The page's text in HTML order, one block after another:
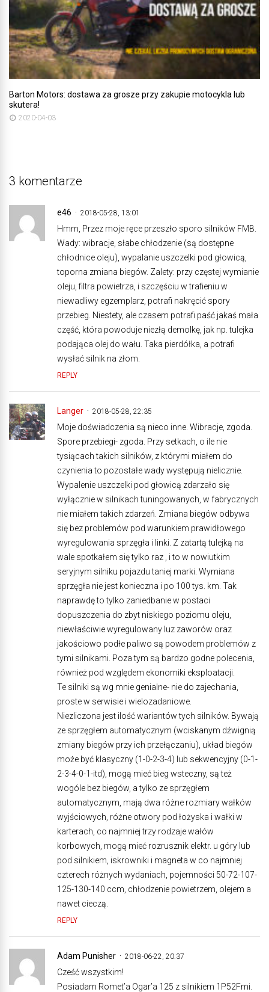
Barton Motors: dostawa za grosze przy zakupie motocykla lub
skutera!
2020-04-03
3 komentarze
e46 2018-05-28, 13:01
Hmm, Przez moje ręce przeszło sporo silników FMB.
Wady: wibracje, słabe chłodzenie (są dostępne
chłodnice oleju), wypalanie uszczelki pod głowicą,
toporna zmiana biegów. Zalety: przy częstej wymianie
oleju, filtra powietrza, i szczęściu w trafieniu w
niewadliwy egzemplarz, potrafi nakręcić spory
przebieg. Niestety, ale czasem potrafi paść jakaś mała
część, która powoduje niezłą demolkę, jak np. tulejka
podająca olej do wału. Taka pierdółka, a potrafi
wysłać silnik na złom.
REPLY
Langer 2018-05-28, 22:35
Moje doświadczenia są nieco inne. Wibracje, zgoda.
Spore przebiegi- zgoda. Przy setkach, o ile nie
tysiącach takich silników, z którymi miałem do
czynienia to pozostałe wady występują nielicznie.
Wypalenie uszczelki pod głowicą zdarzało się
wyłącznie w silnikach tuningowanych, w fabrycznych
nie miałem takich zdarzeń. Zmiana biegów odbywa
się bez problemów pod warunkiem prawidłowego
wyregulowania sprzęgła i linki. Z zatartą tulejką na
wale spotkałem się tylko raz , i to w nowiutkim
seryjnym silniku pojazdu taniej marki. Wymiana
sprzęgła nie jest konieczna i po 100 tys. km. Tak
naprawdę to tylko zaniedbanie w postaci
dopuszczenia do zbyt niskiego poziomu oleju,
niewłaściwie wyregulowany luz zaworów oraz
jakościowo podłe paliwo są powodem problemów z
tymi silnikami. Poza tym są bardzo godne polecenia,
również pod względem ekonomiki eksploatacji.
Te silniki są wg mnie genialne- nie do zajechania,
proste w serwisie i wielozadaniowe.
Niezliczona jest ilość wariantów tych silników. Bywają
ze sprzęgłem automatycznym (wciskanym dźwignią
zmiany biegów przy ich przełączaniu), układ biegów
może być klasyczny (1-0-2-3-4) lub sekwencyjny (0-1-
2-3-4-0-1-itd), mogą mieć bieg wsteczny, są też
wogóle bez biegów, a tylko ze sprzęgłem
automatycznym, mają dwa różne rozmiary wałków
wyjściowych, różne otwory pod łożyska i wałki w
karterach, co najmniej trzy rodzaje wałów
korbowych, mogą mieć rozrusznik elektr. u góry lub
pod silnikiem, iskrowniki i magneta w co najmniej
czterech różnych wydaniach, pojemności 50-72-107-
125-130-140 ccm, chłodzenie powietrzem, olejem a
nawet cieczą.
REPLY
Adam Punisher 2018-06-22, 20:37
Cześć wszystkim!
Posiadam Romet’a Ogar’a 125 z silnikiem 1P52Fmi.